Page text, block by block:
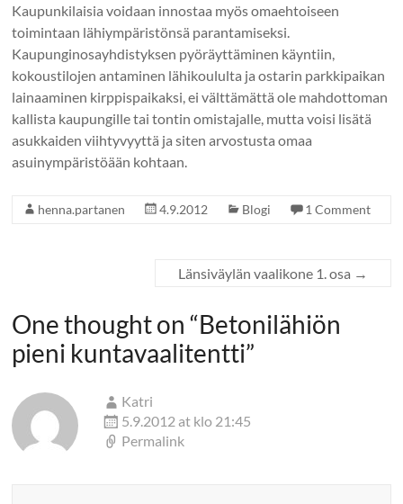
Kaupunkilaisia voidaan innostaa myös omaehtoiseen
toimintaan lähiympäristönsä parantamiseksi.
Kaupunginosayhdistyksen pyöräyttäminen käyntiin,
kokoustilojen antaminen lähikoululta ja ostarin parkkipaikan
lainaaminen kirppispaikaksi, ei välttämättä ole mahdottoman
kallista kaupungille tai tontin omistajalle, mutta voisi lisätä
asukkaiden viihtyvyyttä ja siten arvostusta omaa
asuinympäristöään kohtaan.
henna.partanen 4.9.2012 Blogi 1 Comment
Länsiväylän vaalikone 1. osa →
One thought on “Betonilähiön
pieni kuntavaalitentti”
Katri
5.9.2012 at klo 21:45
Permalink